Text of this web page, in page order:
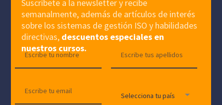
Suscríbete a la newsletter y recibe
semanalmente, además de artículos de interés
sobre los sistemas de gestión ISO y habilidades
directivas, descuentos especiales en
nuestros cursos.